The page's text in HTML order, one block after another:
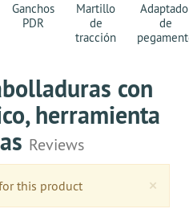
Ganchos
PDR
Martillo
de
tracción
de
con
herramienta
Reviews
×
this product